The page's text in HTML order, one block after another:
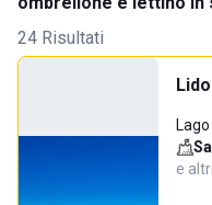
24 Risultati
e altri